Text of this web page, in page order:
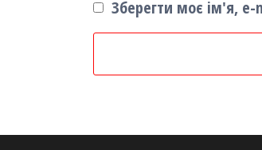
Зберегти моє ім'я, e-